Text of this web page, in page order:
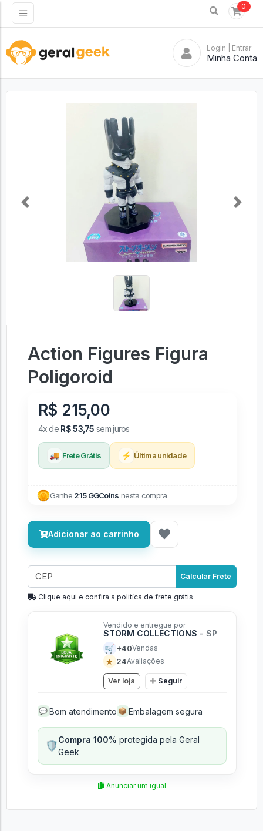
0
Login | Entrar
Minha Conta
Previous Next
Action Figures Figura
Poligoroid
R$ 215,00
4x de R$ 53,75 sem juros
🚚 Frete Grátis ⚡ Última unidade
Ganhe 215 GGCoins nesta compra
Adicionar ao carrinho
Calcular Frete
Clique aqui e confira a politíca de frete grátis
Vendido e entregue por
STORM COLLECTIONS - SP
🛒 +40Vendas
★ 24Avaliações
Ver loja Seguir
💬 Bom atendimento 📦 Embalagem segura
🛡️Compra 100% protegida pela Geral
Geek
Anunciar um igual